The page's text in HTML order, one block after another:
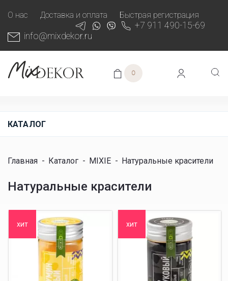
О нас Доставка и оплата Быстрая регистрация
+7 911 490-15-69
info@mixdekor.ru
0
КАТАЛОГ
Главная - Каталог - MIXIE - Натуральные красители
Натуральные красители
хит хит